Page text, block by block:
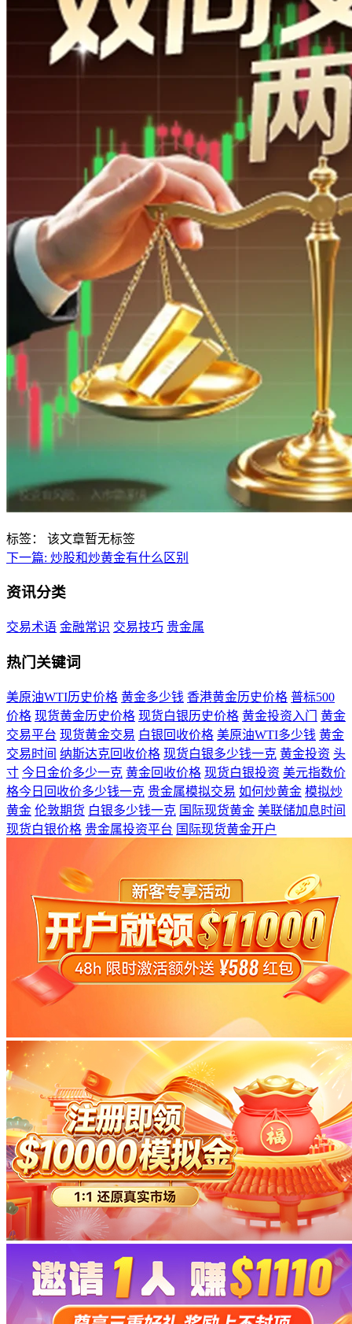
标签：
该文章暂无标签
下一篇: 炒股和炒黄金有什么区别
资讯分类
交易术语 金融常识 交易技巧 贵金属
热门关键词
美原油WTI历史价格 黄金多少钱 香港黄金历史价格 普标500
价格 现货黄金历史价格 现货白银历史价格 黄金投资入门
黄金
交易平台 现货黄金交易 白银回收价格 美原油WTI多少钱 黄金
交易时间 纳斯达克回收价格 现货白银多少钱一克 黄金投资 头
寸 今日金价多少一克 黄金回收价格 现货白银投资 美元指数价
格今日回收价多少钱一克 贵金属模拟交易 如何炒黄金 模拟炒
黄金 伦敦期货 白银多少钱一克 国际现货黄金 美联储加息时间
现货白银价格 贵金属投资平台 国际现货黄金开户